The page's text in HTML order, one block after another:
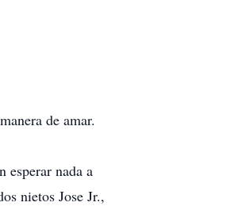
de amar.
esperar nada a
nietos Jose Jr.,